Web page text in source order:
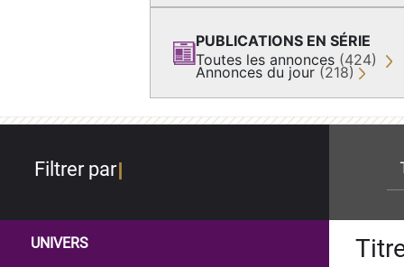
PUBLICATIONS EN SÉRIE
Toutes les annonces (424)
Annonces du jour (218)
Filtrer par
UNIVERS